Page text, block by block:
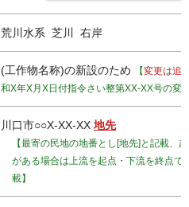
荒川水系 芝川 右岸
(工作物名称)の新設のため 【変更は追
和X年X月X日付指令さい整第XX-XX号の変
川口市○○X-XX-XX 地先
【最寄の民地の地番とし[地先]と記載、
がある場合は上流を起点・下流を終点で
載】